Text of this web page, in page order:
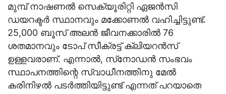
മുമ്പ് നാഷണല്‍ സെക്യൂരിറ്റി ഏജന്‍സി
ഡയറക്ടര്‍ സ്ഥാനവും മക്കോണല്‍ വഹിച്ചിട്ടുണ്ട്.
25,000 ബൂസ് അലന്‍ ജീവനക്കാരില്‍ 76
ശതമാനവും ടോപ് സീക്രട്ട് ക്ലിയറന്‍സ്
ഉള്ളവരാണ്. എന്നാല്‍, സ്‌നോഡന്‍ സംഭവം
സ്ഥാപനത്തിന്റെ സ്വാധീനത്തിനു മേല്‍
കരിനിഴല്‍ പടര്‍ത്തിയിട്ടുണ്ട് എന്നത് പറയാതെ